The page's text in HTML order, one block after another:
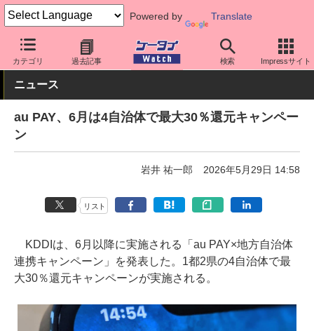
Powered by Translate
カテゴリ 過去記事 検索 Impressサイト
ケータイ Watch キャリア au アプリ・サービス
ニュース
au PAY、6月は4自治体で最大30％還元キャンペー
ン
岩井 祐一郎 2026年5月29日 14:58
リスト
KDDIは、6月以降に実施される「au PAY×地方自治体
連携キャンペーン」を発表した。1都2県の4自治体で最
大30％還元キャンペーンが実施される。